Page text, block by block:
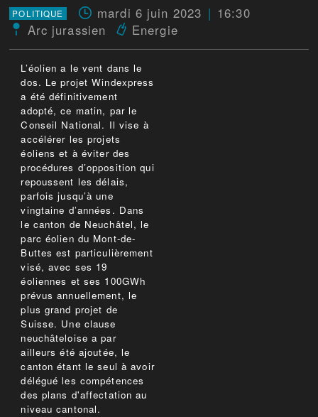
POLITIQUE mardi 6 juin 2023
16:30
Arc jurassien
Energie
L’éolien a le vent dans le
dos. Le projet Windexpress
a été définitivement
adopté, ce matin, par le
Conseil National. Il vise à
accélérer les projets
éoliens et à éviter des
procédures d’opposition qui
repoussent les délais,
parfois jusqu’à une
vingtaine d’années. Dans
le canton de Neuchâtel, le
parc éolien du Mont-de-
Buttes est particulièrement
visé, avec ses 19
éoliennes et ses 100GWh
prévus annuellement, le
plus grand projet de
Suisse. Une clause
neuchâteloise a par
ailleurs été ajoutée, le
canton étant le seul à avoir
délégué les compétences
des plans d'affectation au
niveau cantonal.